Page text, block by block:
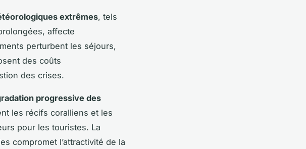
extrêmes, tels
affecte
perturbent les séjours,
des coûts
des crises.
progressive des
les récifs coralliens et les
pour les touristes. La
compromet l’attractivité de la